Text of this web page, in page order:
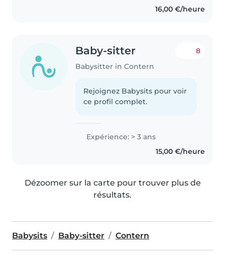
16,00 €/heure
Baby-sitter
Babysitter in Contern
8
Rejoignez Babysits pour voir
ce profil complet.
Expérience: > 3 ans
15,00 €/heure
Dézoomer sur la carte pour trouver plus de
résultats.
Babysits Baby-sitter Contern